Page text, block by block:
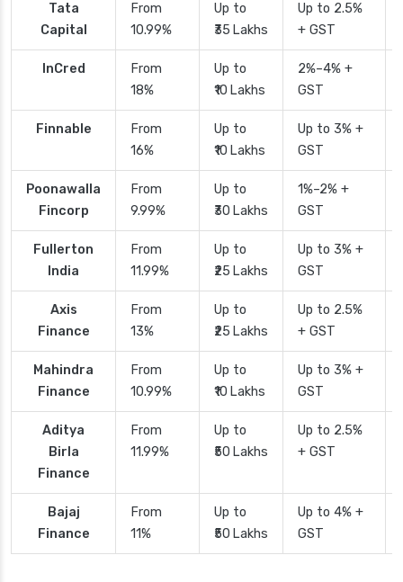
Tata
Capital
From
10.99%
Up to
₹35 Lakhs
Up to 2.5%
+ GST
InCred
From
18%
Up to
₹10 Lakhs
2%–4% +
GST
Finnable
From
16%
Up to
₹10 Lakhs
Up to 3% +
GST
Poonawalla
Fincorp
From
9.99%
Up to
₹30 Lakhs
1%–2% +
GST
Fullerton
India
From
11.99%
Up to
₹25 Lakhs
Up to 3% +
GST
Axis
Finance
From
13%
Up to
₹25 Lakhs
Up to 2.5%
+ GST
Mahindra
Finance
From
10.99%
Up to
₹10 Lakhs
Up to 3% +
GST
Aditya
Birla
Finance
From
11.99%
Up to
₹50 Lakhs
Up to 2.5%
+ GST
Bajaj
Finance
From
11%
Up to
₹50 Lakhs
Up to 4% +
GST